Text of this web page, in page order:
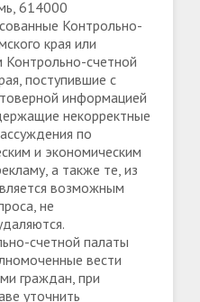
614000
Контрольно-
края или
счетной
поступившие с
информацией
некорректные
по
и экономическим
а также те, из
возможным
не
счетной палаты
вести
граждан, при
уточнить